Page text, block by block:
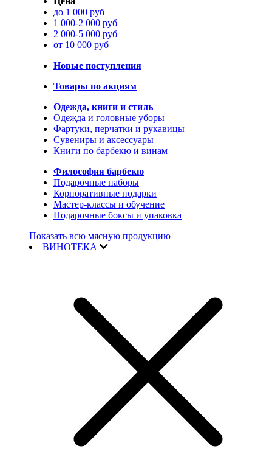
до 1 000 руб
1 000-2 000 руб
2 000-5 000 руб
от 10 000 руб
Новые поступления
Товары по акциям
Одежда, книги и стиль
Одежда и головные уборы
Фартуки, перчатки и рукавицы
Сувениры и аксессуары
Книги по барбекю и винам
Философия барбекю
Подарочные наборы
Корпоративные подарки
Мастер-классы и обучение
Подарочные боксы и упаковка
Показать всю мясную продукцию
ВИНОТЕКА